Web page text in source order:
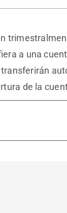
a una
de la